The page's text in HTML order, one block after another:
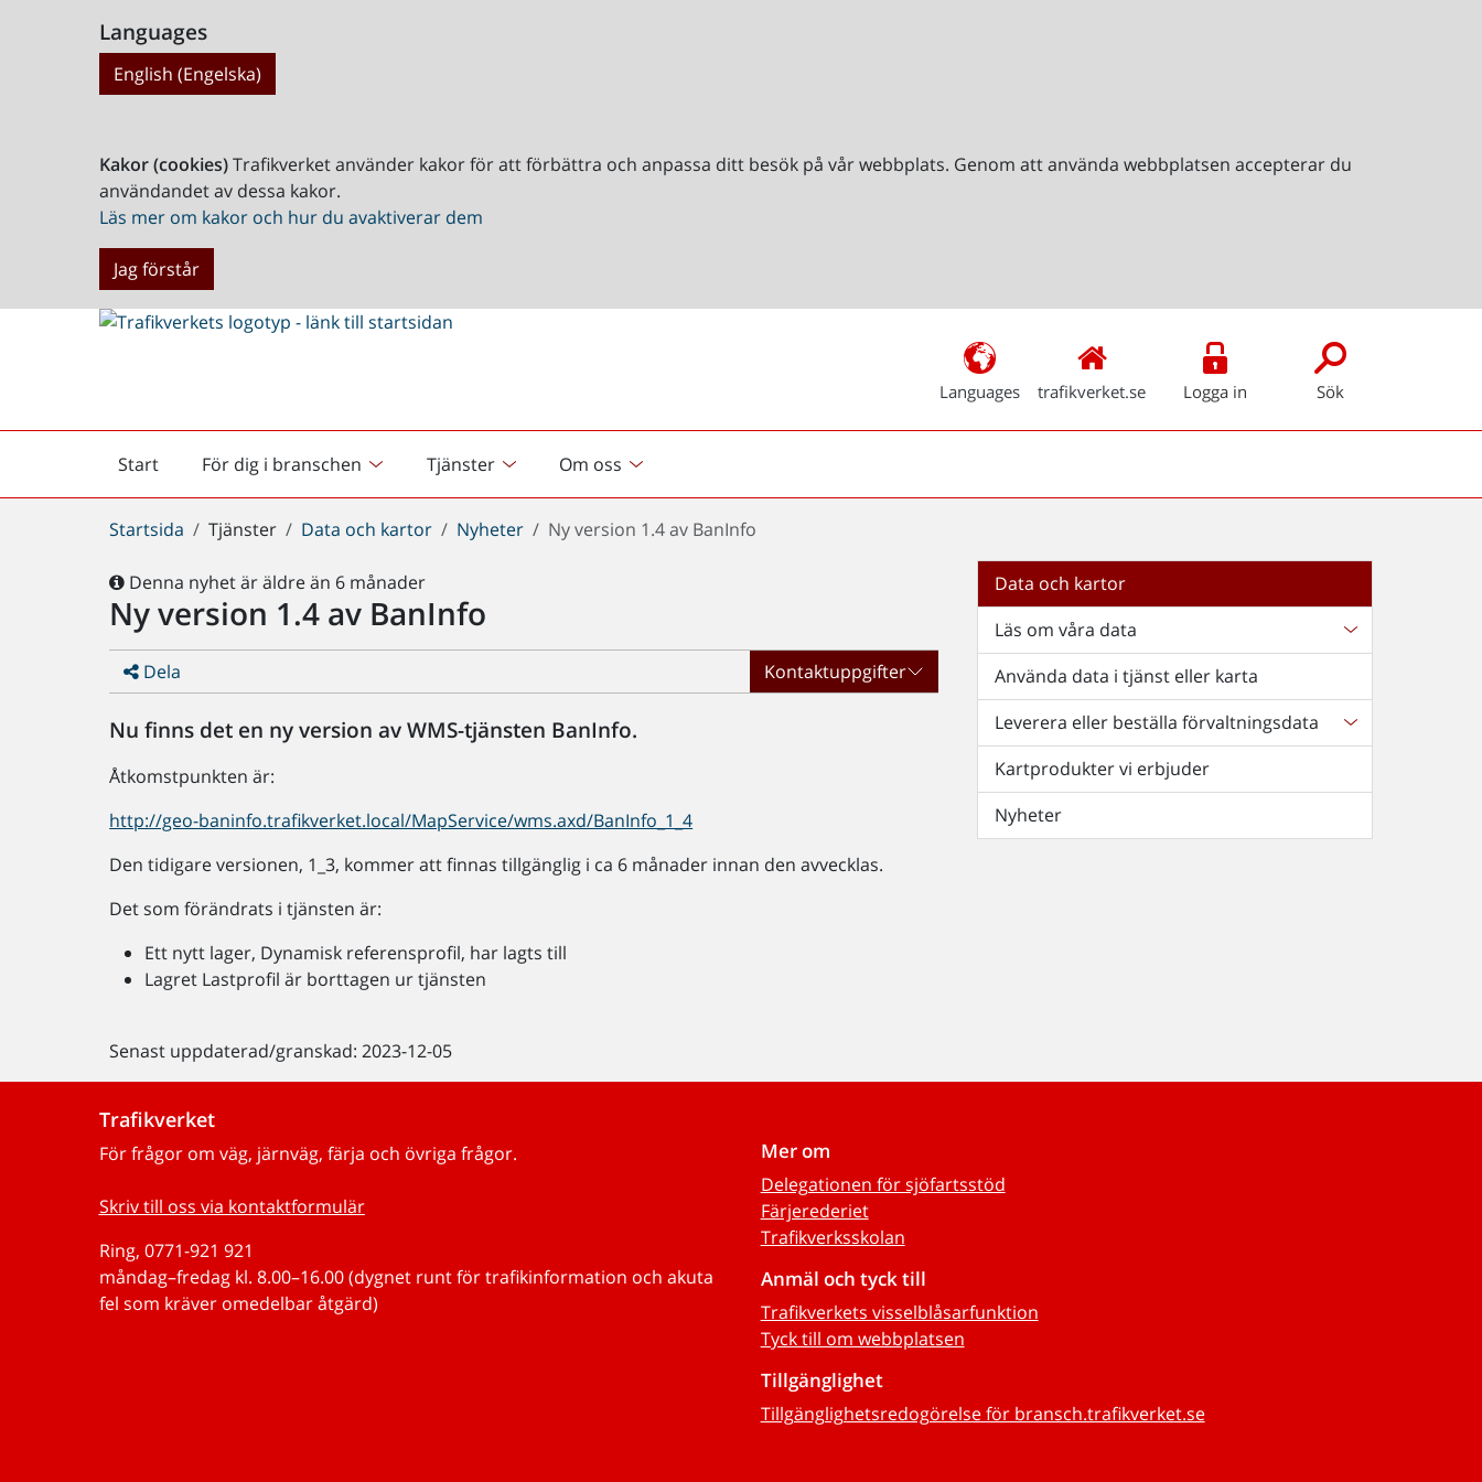
Languages
English (Engelska)
Kakor (cookies)Trafikverket använder kakor för att förbättra och anpassa ditt besök på vår webbplats. Genom att använda webbplatsen accepterar du
användandet av dessa kakor.
Läs mer om kakor och hur du avaktiverar dem
Jag förstår
Languages trafikverket.se Logga in Sök
Start
Startsida För dig i branschen Tjänster Om oss
Du
här:
Startsida Tjänster Data och kartor Nyheter Ny version 1.4 av BanInfo
Denna nyhet är äldre än 6 månader
Ny version 1.4 av BanInfo
Dela Kontaktuppgifter
Nu finns det en ny version av WMS-tjänsten BanInfo.
Åtkomstpunkten är:
http://geo-baninfo.trafikverket.local/MapService/wms.axd/BanInfo_1_4
Den tidigare versionen, 1_3, kommer att finnas tillgänglig i ca 6 månader innan den avvecklas.
Det som förändrats i tjänsten är:
Ett nytt lager, Dynamisk referensprofil, har lagts till
Lagret Lastprofil är borttagen ur tjänsten
Senast uppdaterad/granskad: 2023-12-05
Data och kartor
Läs om våra data
Använda data i tjänst eller karta
Leverera eller beställa förvaltningsdata
Kartprodukter vi erbjuder
Nyheter
Trafikverket
För frågor om väg, järnväg, färja och övriga frågor.
Skriv till oss via kontaktformulär
Ring, 0771-921 921
måndag–fredag kl. 8.00–16.00 (dygnet runt för trafikinformation och akuta
fel som kräver omedelbar åtgärd)
Mer om
Delegationen för sjöfartsstöd
Färjerederiet
Trafikverksskolan
Anmäl och tyck till
Trafikverkets visselblåsarfunktion
Tyck till om webbplatsen
Tillgänglighet
Tillgänglighetsredogörelse för bransch.trafikverket.se